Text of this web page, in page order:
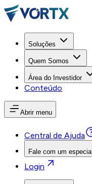
Soluções
Quem Somos
Área do Investidor
Conteúdo
Abrir menu
Central de Ajuda
Fale com um
Login